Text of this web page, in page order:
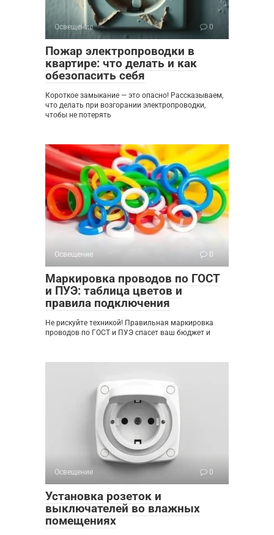
Освещение 0
Пожар электропроводки в
квартире: что делать и как
обезопасить себя
Короткое замыкание — это опасно! Рассказываем,
что делать при возгорании электропроводки,
чтобы не потерять
Освещение 0
Маркировка проводов по ГОСТ
и ПУЭ: таблица цветов и
правила подключения
Не рискуйте техникой! Правильная маркировка
проводов по ГОСТ и ПУЭ спасет ваш бюджет и
Освещение 0
Установка розеток и
выключателей во влажных
помещениях